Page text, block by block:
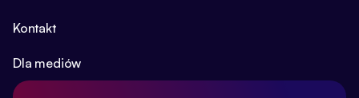
Kontakt
Dla mediów